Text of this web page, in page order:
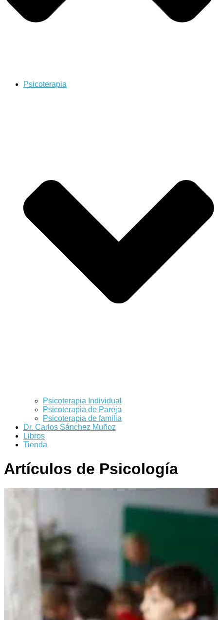
Psicoterapia
Psicoterapia Individual
Psicoterapia de Pareja
Psicoterapia de familia
Dr. Carlos Sánchez Muñoz
Libros
Tienda
Artículos de Psicología